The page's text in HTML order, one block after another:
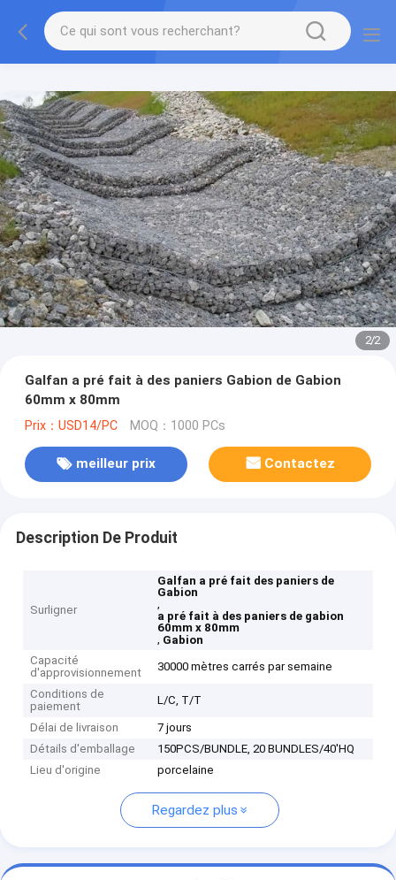
2/2
Galfan a pré fait à des paniers Gabion de Gabion
60mm x 80mm
Prix：USD14/PC MOQ：1000 PCs
meilleur prix Contactez
Description De Produit
Surligner
Galfan a pré fait des paniers de
Gabion
,
a pré fait à des paniers de gabion
60mm x 80mm
, Gabion
Capacité
d'approvisionnement
30000 mètres carrés par semaine
Conditions de
paiement
L/C, T/T
Délai de livraison
7 jours
Détails d'emballage
150PCS/BUNDLE, 20 BUNDLES/40'HQ
Lieu d'origine
porcelaine
Regardez plus